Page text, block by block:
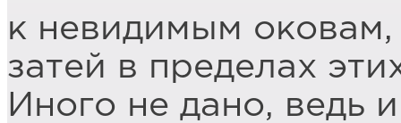
к невидимым
затей в пределах
Иного не дано, ведь